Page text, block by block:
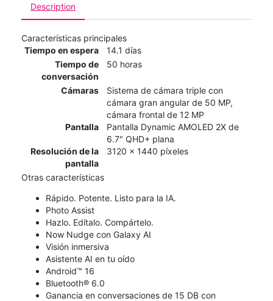
Description
Características principales
Tiempo en espera
14.1 días
Tiempo de
conversación
50 horas
Cámaras
Sistema de cámara triple con
cámara gran angular de 50 MP,
cámara frontal de 12 MP
Pantalla
Pantalla Dynamic AMOLED 2X de
6.7" QHD+ plana
Resolución de la
pantalla
3120 x 1440 píxeles
Otras características
Rápido. Potente. Listo para la IA.
Photo Assist
Hazlo. Edítalo. Compártelo.
Now Nudge con Galaxy AI
Visión inmersiva
Asistente AI en tu oído
Android™ 16
Bluetooth® 6.0
Ganancia en conversaciones de 15 DB con